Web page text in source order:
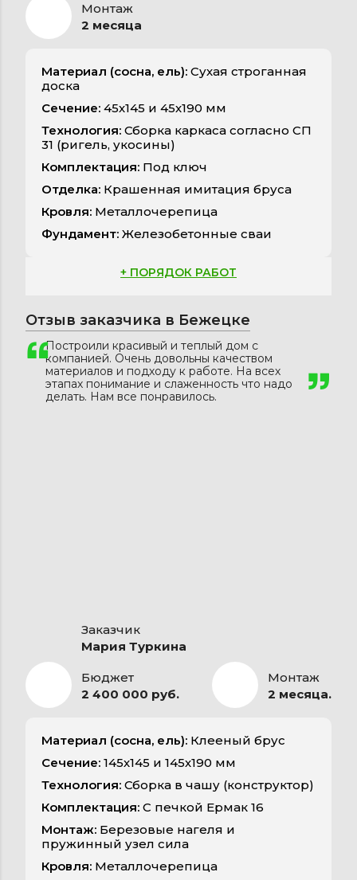
Монтаж
2 месяца
Материал (сосна, ель): Сухая строганная
доска
Сечение: 45х145 и 45х190 мм
Технология: Сборка каркаса согласно СП
31 (ригель, укосины)
Комплектация: Под ключ
Отделка: Крашенная имитация бруса
Кровля: Металлочерепица
Фундамент: Железобетонные сваи
+ ПОРЯДОК РАБОТ
Отзыв заказчика в Бежецке
Построили красивый и теплый дом с
компанией. Очень довольны качеством
материалов и подходу к работе. На всех
этапах понимание и слаженность что надо
делать. Нам все понравилось.
Заказчик
Мария Туркина
Бюджет
2 400 000 руб.
Монтаж
2 месяца.
Материал (сосна, ель): Клееный брус
Сечение: 145х145 и 145х190 мм
Технология: Сборка в чашу (конструктор)
Комплектация: С печкой Ермак 16
Монтаж: Березовые нагеля и
пружинный узел сила
Кровля: Металлочерепица